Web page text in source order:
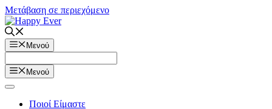
Μετάβαση σε περιεχόμενο
Μενού
Μενού
Ποιοί Είμαστε